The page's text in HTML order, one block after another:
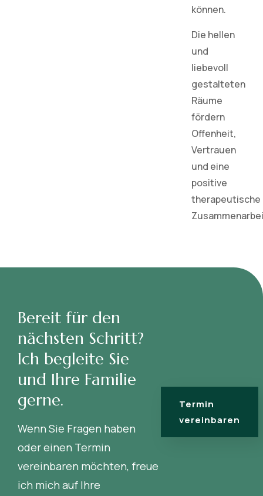
können.
Die hellen
und
liebevoll
gestalteten
Räume
fördern
Offenheit,
Vertrauen
und eine
positive
therapeutische
Bereit für den
nächsten Schritt?
Ich begleite Sie
und Ihre Familie
gerne.
Wenn Sie Fragen haben
oder einen Termin
vereinbaren möchten, freue
ich mich auf Ihre
Termin
vereinbaren